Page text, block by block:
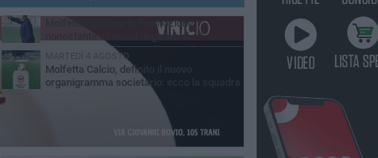
SABATO 1 AGOSTO
Molfetta Sportiva in Promozione
nonostante il record negativo di
retrocessioni
MARTEDÌ 4 AGOSTO
Molfetta Calcio, definito il nuovo
organigramma societario: ecco la squadra
dirigenziale